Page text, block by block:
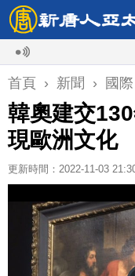
首頁 › 新聞 › 國際
韓奧建交
現歐洲文化
更新時間：2022-11-03